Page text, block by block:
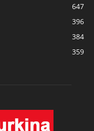
647
396
384
359